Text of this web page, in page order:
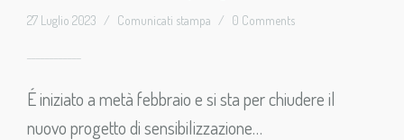
27 Luglio 2023 / Comunicati stampa / 0 Comments
É iniziato a metà febbraio e si sta per chiudere il
nuovo progetto di sensibilizzazione…